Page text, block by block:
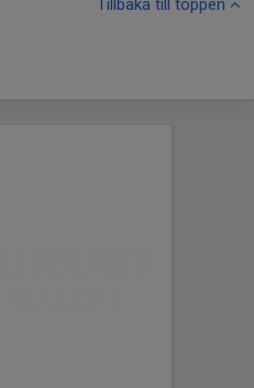
Tillbaka till toppen